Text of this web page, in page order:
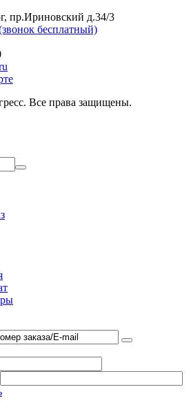
пр.Ириновский д.34/3
бесплатный)
Все права защищены.